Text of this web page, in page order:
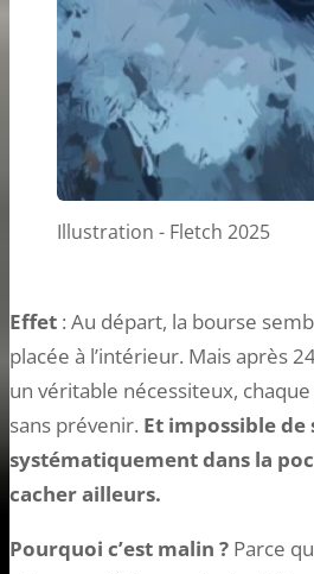
Illustration - Fletch 2025
Effet : Au départ, la bourse
placée à l’intérieur. Mais après
un véritable nécessiteux,
sans prévenir. Et impossible de
systématiquement dans la
cacher ailleurs.
Pourquoi c’est malin ? Parce